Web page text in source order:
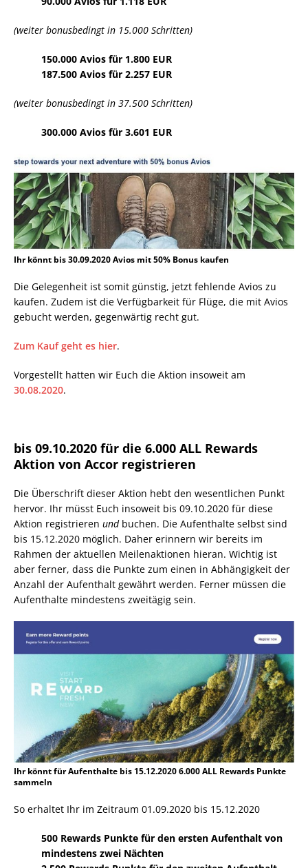
(weiter bonusbedingt in 15.000 Schritten)
150.000 Avios für 1.800 EUR
187.500 Avios für 2.257 EUR
(weiter bonusbedingt in 37.500 Schritten)
300.000 Avios für 3.601 EUR
Ihr könnt bis 30.09.2020 Avios mit 50% Bonus kaufen
Die Gelegenheit ist somit günstig, jetzt fehlende Avios zu
kaufen. Zudem ist die Verfügbarkeit für Flüge, die mit Avios
gebucht werden, gegenwärtig recht gut.
Zum Kauf geht es hier.
Vorgestellt hatten wir Euch die Aktion insoweit am
30.08.2020.
bis 09.10.2020 für die 6.000 ALL Rewards
Aktion von Accor registrieren
Die Überschrift dieser Aktion hebt den wesentlichen Punkt
hervor. Ihr müsst Euch insoweit bis 09.10.2020 für diese
Aktion registrieren undbuchen. Die Aufenthalte selbst sind
bis 15.12.2020 möglich. Daher erinnern wir bereits im
Rahmen der aktuellen Meilenaktionen hieran. Wichtig ist
aber ferner, dass die Punkte zum einen in Abhängigkeit der
Anzahl der Aufenthalt gewährt werden. Ferner müssen die
Aufenthalte mindestens zweitägig sein.
Ihr könnt für Aufenthalte bis 15.12.2020 6.000 ALL Rewards Punkte
sammeln
So erhaltet Ihr im Zeitraum 01.09.2020 bis 15.12.2020
500 Rewards Punkte für den ersten Aufenthalt von
mindestens zwei Nächten